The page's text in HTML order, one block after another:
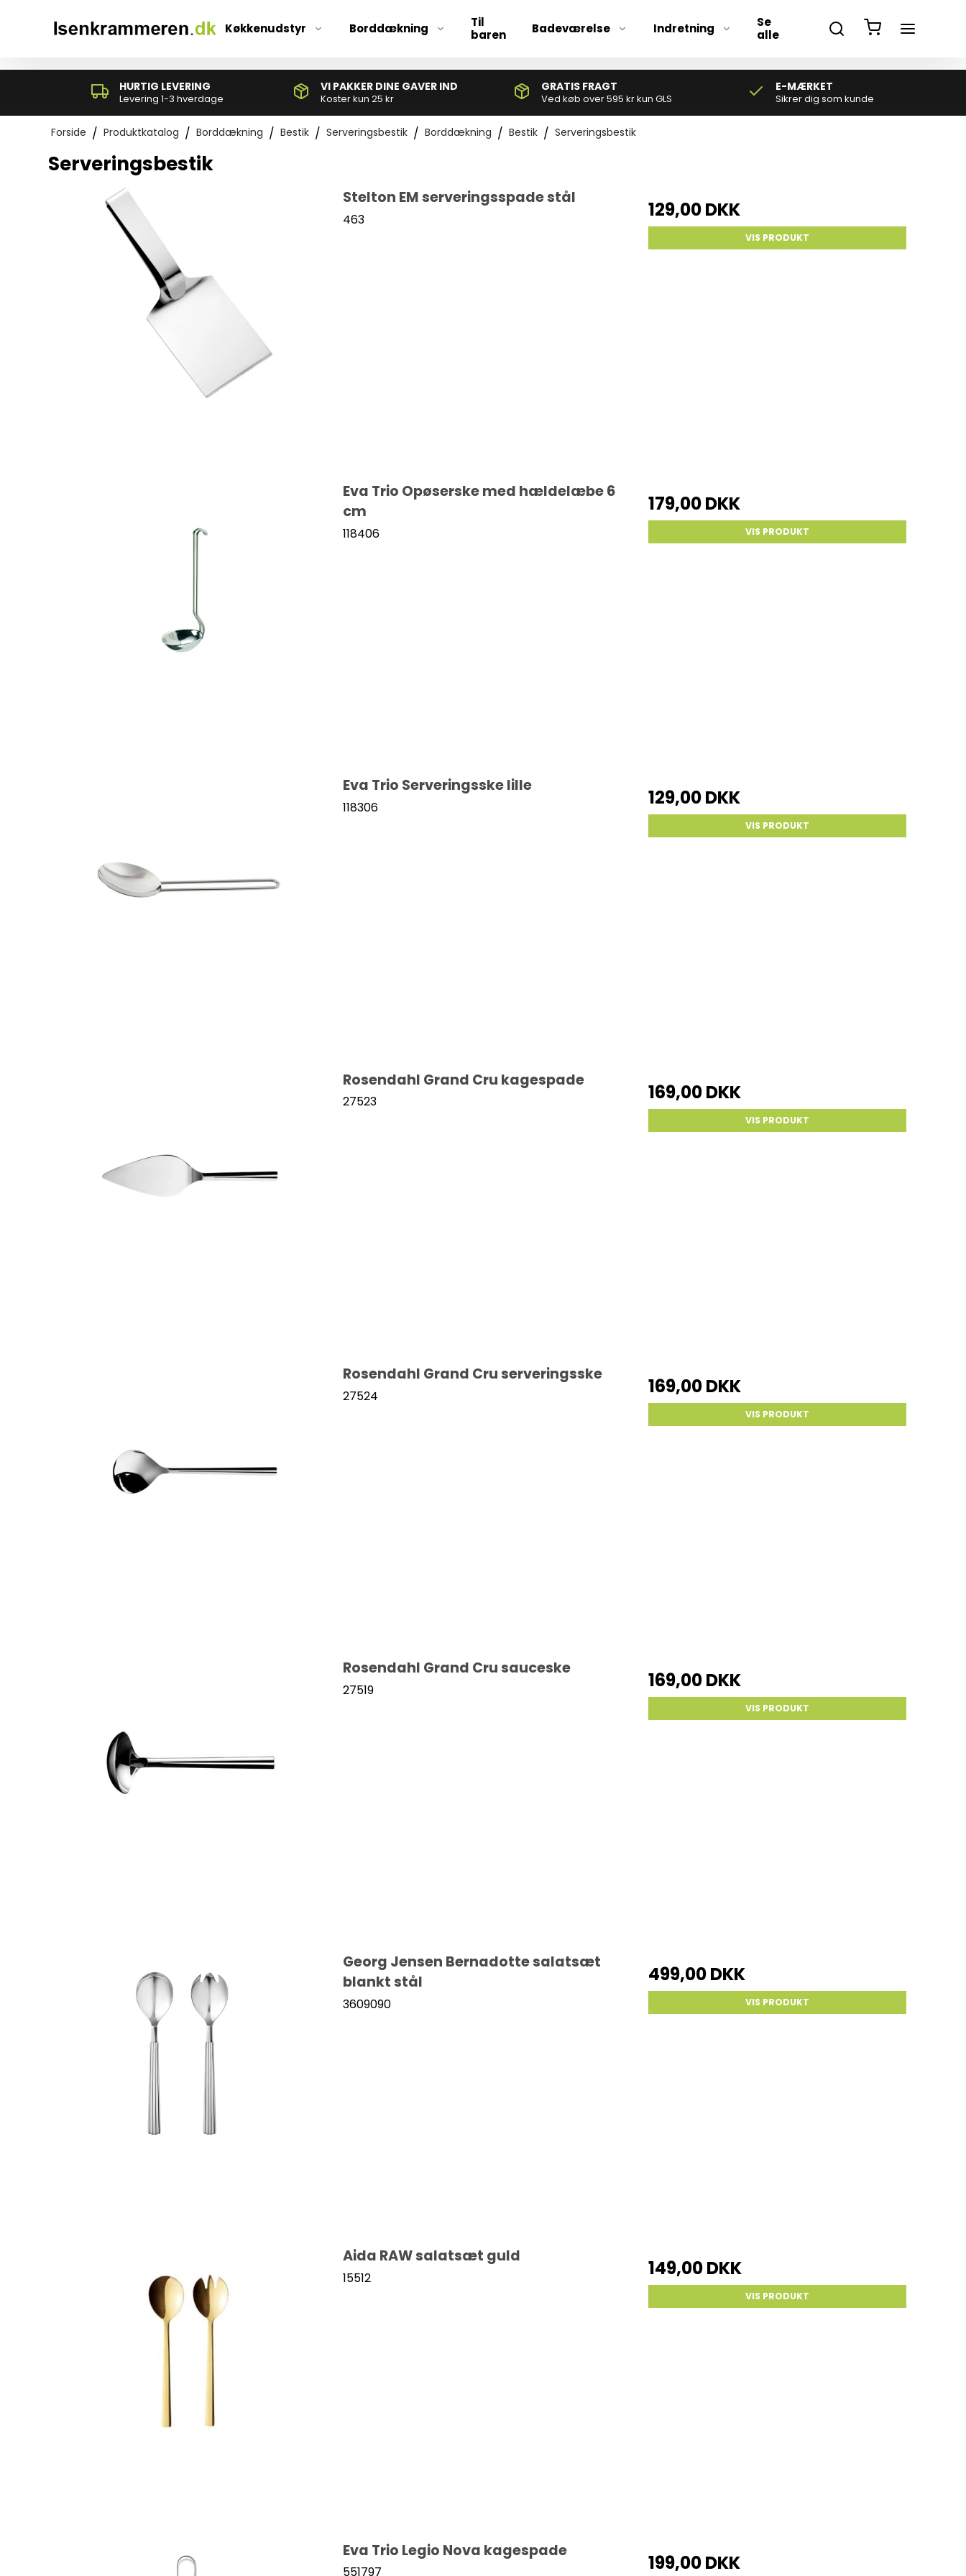
Køkkenudstyr Borddækning
Børnebestik
Bestiksæt
Grillbestik
Til
baren
Badeværelse Indretning
Se
alle
HURTIG LEVERING
Levering 1-3 hverdage
VI PAKKER DINE GAVER IND
Koster kun 25 kr
GRATIS FRAGT
Ved køb over 595 kr kun GLS
E-MÆRKET
Sikrer dig som kunde
Forside / Produktkatalog / Borddækning / Bestik / Serveringsbestik / Borddækning / Bestik / Serveringsbestik
Serveringsbestik
Stelton EM serveringsspade stål
463 129,00 DKK
VIS PRODUKT
Eva Trio Opøserske med hældelæbe 6
cm
118406
179,00 DKK
VIS PRODUKT
Eva Trio Serveringsske lille
118306 129,00 DKK
VIS PRODUKT
Rosendahl Grand Cru kagespade
27523 169,00 DKK
VIS PRODUKT
Rosendahl Grand Cru serveringsske
27524 169,00 DKK
VIS PRODUKT
Rosendahl Grand Cru sauceske
27519 169,00 DKK
VIS PRODUKT
Georg Jensen Bernadotte salatsæt
blankt stål
3609090
499,00 DKK
VIS PRODUKT
Aida RAW salatsæt guld
15512 149,00 DKK
VIS PRODUKT
Eva Trio Legio Nova kagespade
551797 199,00 DKK